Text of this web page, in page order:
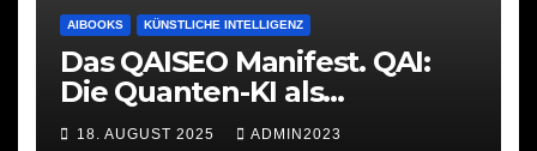
AIBOOKS KÜNSTLICHE INTELLIGENZ
Das QAISEO Manifest. QAI:
Die Quanten-KI als
Werkzeug
18. AUGUST 2025 ADMIN2023